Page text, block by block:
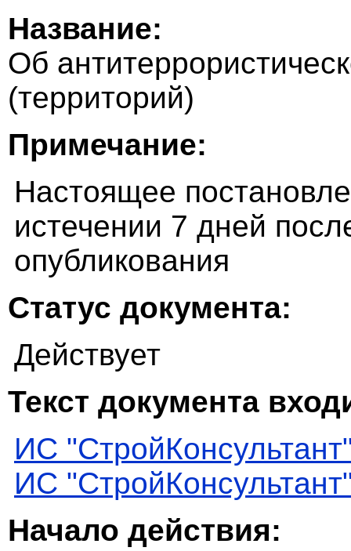
Название:
Об
(территорий)
Примечание:
Настоящее
истечении 7 дней
опубликования
Статус документа:
Действует
Текст документа
ИС
ИС
Начало действия: